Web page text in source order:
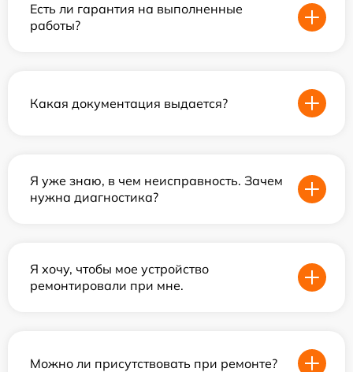
Есть ли гарантия на выполненные
работы?
Какая документация выдается?
Я уже знаю, в чем неисправность. Зачем
нужна диагностика?
Я хочу, чтобы мое устройство
ремонтировали при мне.
Можно ли присутствовать при ремонте?